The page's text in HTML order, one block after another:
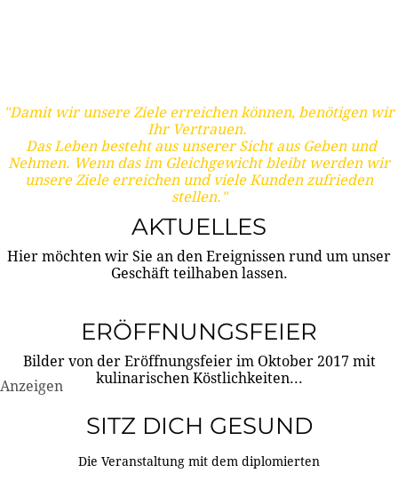
"Damit wir unsere Ziele erreichen können, benötigen wir
Ihr Vertrauen.
Das Leben besteht aus unserer Sicht aus Geben und
Nehmen. Wenn das im Gleichgewicht bleibt werden wir
unsere Ziele erreichen und viele Kunden zufrieden
stellen."
AKTUELLES
Hier möchten wir Sie an den Ereignissen rund um unser
Geschäft teilhaben lassen.
ERÖFFNUNGSFEIER
Bilder von der Eröffnungsfeier im Oktober 2017 mit
kulinarischen Köstlichkeiten...
Anzeigen
SITZ DICH GESUND
Die Veranstaltung mit dem diplomierten